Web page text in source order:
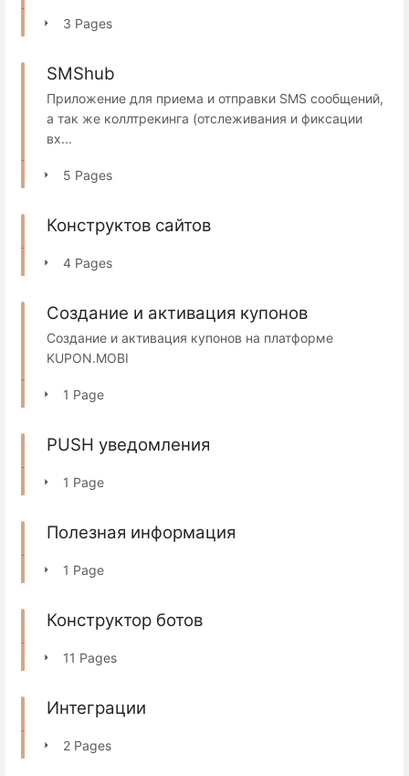
3 Pages
SMShub
Приложение для приема и отправки SMS сообщений,
а так же коллтрекинга (отслеживания и фиксации
вх...
5 Pages
Конструктов сайтов
4 Pages
Создание и активация купонов
Создание и активация купонов на платформе
KUPON.MOBI
1 Page
PUSH уведомления
1 Page
Полезная информация
1 Page
Конструктор ботов
11 Pages
Интеграции
2 Pages